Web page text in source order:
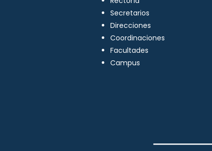
Secretarios
Direcciones
Coordinaciones
Facultades
Campus